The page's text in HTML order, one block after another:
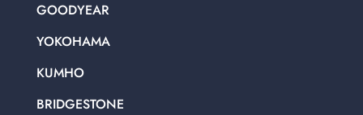
GOODYEAR
YOKOHAMA
KUMHO
BRIDGESTONE